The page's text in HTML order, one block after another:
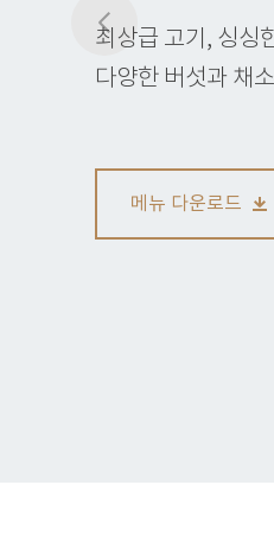
최상급 고기, 싱싱
다양한 버섯과 채
메뉴 다운로드
사천식 향라